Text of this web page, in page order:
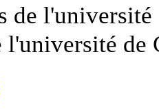
de
l'université